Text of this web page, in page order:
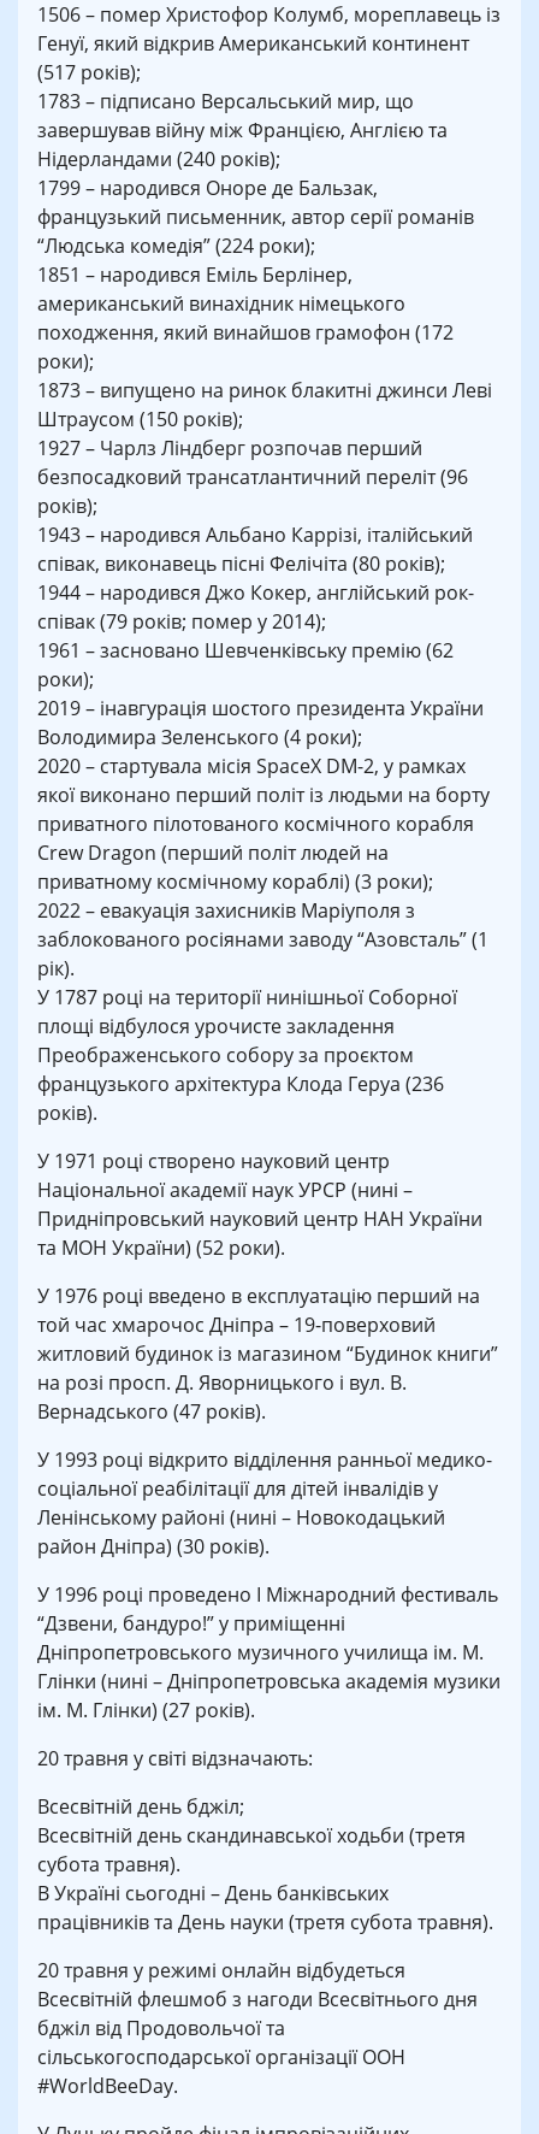
1506 – помер Христофор Колумб, мореплавець із
Генуї, який відкрив Американський континент
(517 років);
1783 – підписано Версальський мир, що
завершував війну між Францією, Англією та
Нідерландами (240 років);
1799 – народився Оноре де Бальзак,
французький письменник, автор серії романів
“Людська комедія” (224 роки);
1851 – народився Еміль Берлінер,
американський винахідник німецького
походження, який винайшов грамофон (172
роки);
1873 – випущено на ринок блакитні джинси Леві
Штраусом (150 років);
1927 – Чарлз Ліндберг розпочав перший
безпосадковий трансатлантичний переліт (96
років);
1943 – народився Альбано Каррізі, італійський
співак, виконавець пісні Фелічіта (80 років);
1944 – народився Джо Кокер, англійський рок-
співак (79 років; помер у 2014);
1961 – засновано Шевченківську премію (62
роки);
2019 – інавгурація шостого президента України
Володимира Зеленського (4 роки);
2020 – стартувала місія SpaceX DM-2, у рамках
якої виконано перший політ із людьми на борту
приватного пілотованого космічного корабля
Crew Dragon (перший політ людей на
приватному космічному кораблі) (3 роки);
2022 – евакуація захисників Маріуполя з
заблокованого росіянами заводу “Азовсталь” (1
рік).
У 1787 році на території нинішньої Соборної
площі відбулося урочисте закладення
Преображенського собору за проєктом
французького архітектура Клода Геруа (236
років).
У 1971 році створено науковий центр
Національної академії наук УРСР (нині –
Придніпровський науковий центр НАН України
та МОН України) (52 роки).
У 1976 році введено в експлуатацію перший на
той час хмарочос Дніпра – 19-поверховий
житловий будинок із магазином “Будинок книги”
на розі просп. Д. Яворницького і вул. В.
Вернадського (47 років).
У 1993 році відкрито відділення ранньої медико-
соціальної реабілітації для дітей інвалідів у
Ленінському районі (нині – Новокодацький
район Дніпра) (30 років).
У 1996 році проведено І Міжнародний фестиваль
“Дзвени, бандуро!” у приміщенні
Дніпропетровського музичного училища ім. М.
Глінки (нині – Дніпропетровська академія музики
ім. М. Глінки) (27 років).
20 травня у світі відзначають:
Всесвітній день бджіл;
Всесвітній день скандинавської ходьби (третя
субота травня).
В Україні сьогодні – День банківських
працівників та День науки (третя субота травня).
20 травня у режимі онлайн відбудеться
Всесвітній флешмоб з нагоди Всесвітнього дня
бджіл від Продовольчої та
сільськогосподарської організації ООН
#WorldBeeDay.